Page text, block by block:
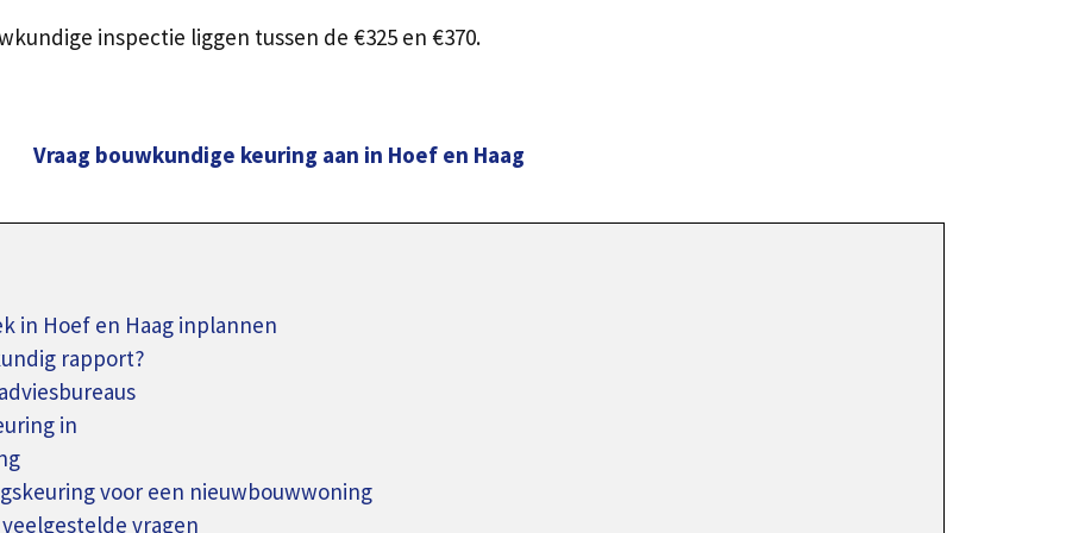
inspectie liggen tussen de €325 en €370.
Vraag bouwkundige keuring aan in Hoef en Haag
in Hoef en Haag inplannen
rapport?
in
voor een nieuwbouwwoning
vragen